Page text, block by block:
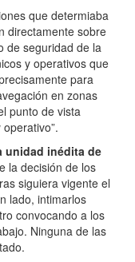
que determiaba
directamente sobre
de seguridad de la
y operativos que
para
en zonas
punto de vista
unidad inédita de
la decisión de los
siguiera vigente el
lado, intimarlos
convocando a los
Ninguna de las